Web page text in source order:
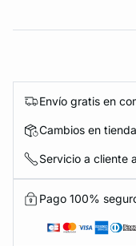
Envío gratis en
Cambios en
Servicio a cliente
Pago 100%